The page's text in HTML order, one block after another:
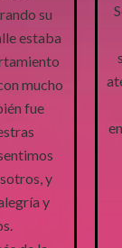
que fue criado con
Además, el
siempre
y
su ternura y
haber
tanto por sus
que los